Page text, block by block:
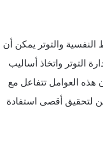
النفسية والتوتر يمكن أن
التوتر واتخاذ أساليب
هذه العوامل تتفاعل مع
لتحقيق أقصى استفادة